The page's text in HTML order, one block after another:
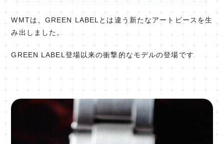
WMTは、GREEN LABELとは違う新たなアートピースを生
み出しました。
GREEN LABEL登場以来の衝撃的なモデルの登場です